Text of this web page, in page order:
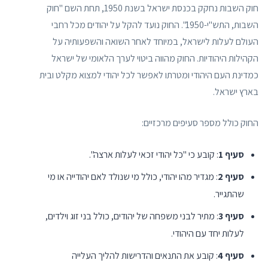
חוק השבות נחקק בכנסת ישראל בשנת 1950, תחת השם "חוק
השבות, התש"י-1950". החוק נועד להקל על יהודים מכל רחבי
העולם לעלות לישראל, במיוחד לאחר השואה והשפעותיה על
הקהילות היהודיות. החוק מהווה ביטוי לערך הלאומי של ישראל
כמדינת העם היהודי ומטרתו לאפשר לכל יהודי למצוא מקלט ובית
בארץ ישראל.
החוק כולל מספר סעיפים מרכזיים:
סעיף 1
: קובע כי "כל יהודי זכאי לעלות ארצה".
סעיף 2
: מגדיר מהו יהודי, כולל מי שנולד לאם יהודייה או מי
שהתגייר.
סעיף 3
: מתיר לבני משפחה של יהודים, כולל בני זוג וילדים,
לעלות יחד עם היהודי.
סעיף 4
: קובע את התנאים והדרישות להליך העלייה